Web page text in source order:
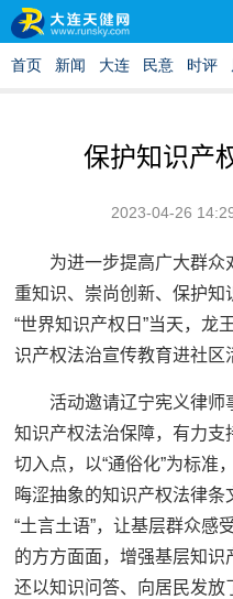
保护知识产
2023-04-26
为进一步提高广大群众
重知识、崇尚创新、保护知
“世界知识产权日”当天，龙
识产权法治宣传教育进社区
活动邀请辽宁宪义律师
知识产权法治保障，有力支
切入点，以“通俗化”为标准
晦涩抽象的知识产权法律
“土言土语”，让基层群众感
的方方面面，增强基层知识
还以知识问答、向居民发放